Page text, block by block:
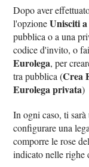
Dopo aver
l'opzioneUnisciti
pubblica o a una
codice d'invito, o
Eurolega, per
tra pubblica (Crea
Eurolega privata)
In ogni caso, ti sarà
configurare una
comporre le rose
indicato nelle righe